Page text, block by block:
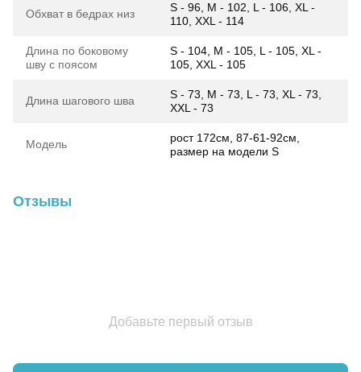
Обхват в бедрах низ
S - 96, M - 102, L - 106, XL -
110, XXL - 114
Длина по боковому
шву с поясом
S - 104, M - 105, L - 105, XL -
105, XXL - 105
Длина шагового шва
S - 73, M - 73, L - 73, XL - 73,
XXL - 73
Модель
рост 172см, 87-61-92см,
размер на модели S
Отзывы
Добавьте первый отзыв